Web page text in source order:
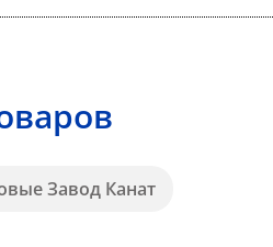
Завод Канат